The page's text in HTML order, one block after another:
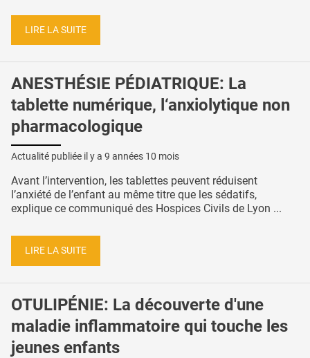
LIRE LA SUITE
ANESTHÉSIE PÉDIATRIQUE: La
tablette numérique, l‘anxiolytique non
pharmacologique
Actualité publiée il y a 9 années 10 mois
Avant l’intervention, les tablettes peuvent réduisent
l’anxiété de l’enfant au même titre que les sédatifs,
explique ce communiqué des Hospices Civils de Lyon ...
LIRE LA SUITE
OTULIPÉNIE: La découverte d'une
maladie inflammatoire qui touche les
jeunes enfants